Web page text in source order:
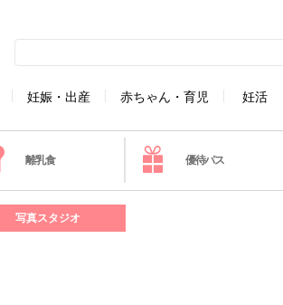
妊娠・出産 赤ちゃん・育児 妊活
離乳食 優待パス
写真スタジオ